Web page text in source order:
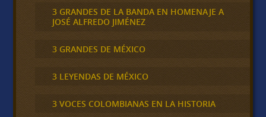
3 GRANDES DE LA BANDA EN HOMENAJE A
JOSÉ ALFREDO JIMÉNEZ
3 GRANDES DE MÉXICO
3 LEYENDAS DE MÉXICO
3 VOCES COLOMBIANAS EN LA HISTORIA